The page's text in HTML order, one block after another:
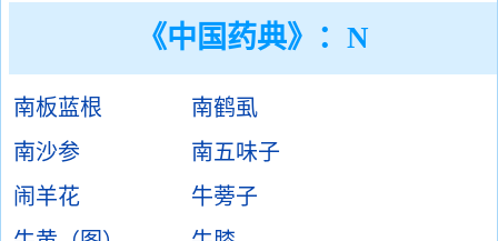
《中国药典》：N
南板蓝根
南鹤虱
南沙参
南五味子
闹羊花
牛蒡子